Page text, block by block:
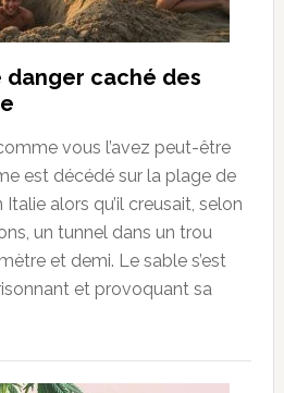
danger caché des
vous l’avez peut-être
est décédé sur la plage de
alors qu’il creusait, selon
un tunnel dans un trou
et demi. Le sable s’est
et provoquant sa